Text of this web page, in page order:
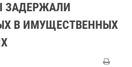
ЗАДЕРЖАЛИ
В ИМУЩЕСТВЕННЫХ